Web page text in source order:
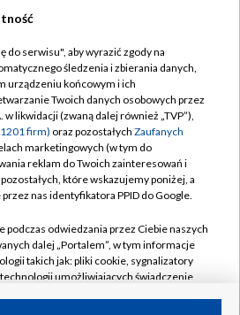
TVP
Regulamin TVP
prywatności
Moje zgody
Pomoc
Kontakt
Kanały
do serwisu", aby wyrazić zgody na
śledzenia i zbierania danych,
urządzeniu końcowym i ich
Twoich danych osobowych przez
w likwidacji (zwaną dalej również „TVP”),
firm) oraz pozostałych Zaufanych
marketingowych (w tym do
reklam do Twoich zainteresowań i
które wskazujemy poniżej, a
nas identyfikatora PPID do Google.
podczas odwiedzania przez Ciebie naszych
dalej „Portalem”, w tym informacje
takich jak: pliki cookie, sygnalizatory
umożliwiających świadczenie